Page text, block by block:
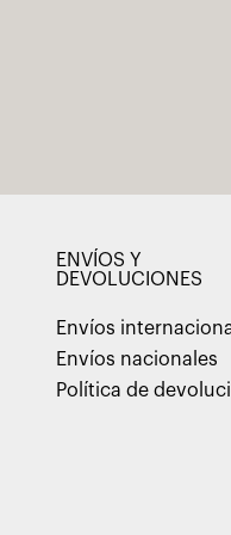
ENVÍOS Y
DEVOLUCIONES
Envíos
Envíos nacionales
Política de